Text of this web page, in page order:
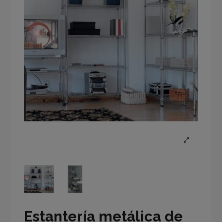
Estantería metálica de